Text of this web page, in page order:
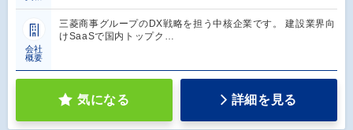
会社
概要
三菱商事グループのDX戦略を担う中核企業です。 建設業界向
けSaaSで国内トップク…
気になる 詳細を見る